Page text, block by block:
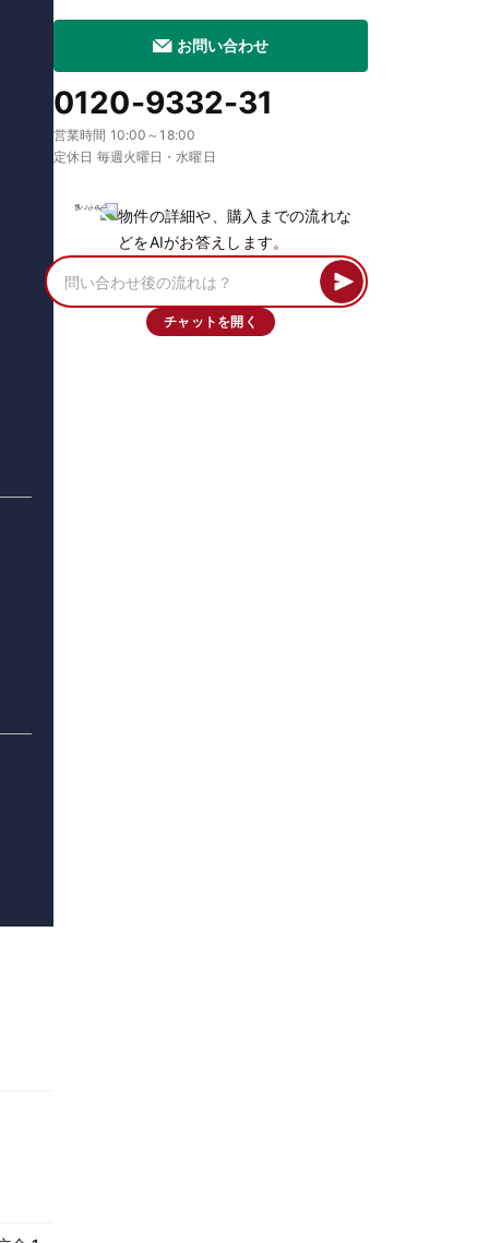
お問い合わせ
0120-9332-31
営業時間 10:00～18:00
定休日 毎週火曜日・水曜日
物件の詳細や、購入までの流れな
どをAIがお答えします。
チャットを開く